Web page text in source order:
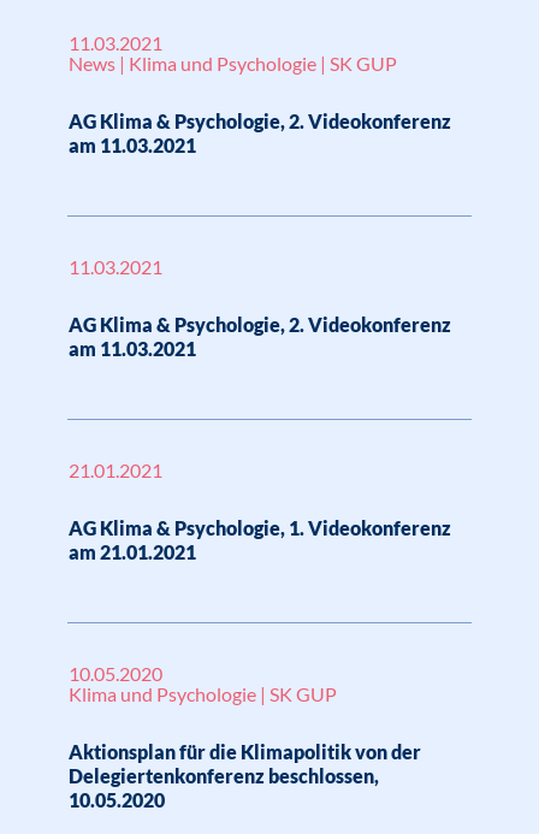
11.03.2021
News | Klima und Psychologie | SK GUP
AG Klima & Psychologie, 2. Videokonferenz
am 11.03.2021
11.03.2021
AG Klima & Psychologie, 2. Videokonferenz
am 11.03.2021
21.01.2021
AG Klima & Psychologie, 1. Videokonferenz
am 21.01.2021
10.05.2020
Klima und Psychologie | SK GUP
Aktionsplan für die Klimapolitik von der
Delegiertenkonferenz beschlossen,
10.05.2020